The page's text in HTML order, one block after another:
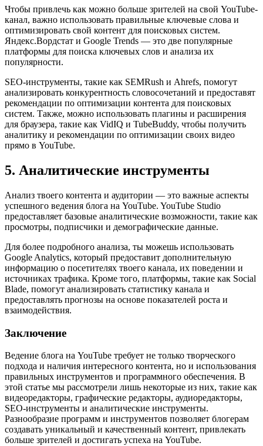
Чтобы привлечь как можно больше зрителей на свой YouTube-
канал, важно использовать правильные ключевые слова и
оптимизировать свой контент для поисковых систем.
Яндекс.Вордстат и Google Trends — это две популярные
платформы для поиска ключевых слов и анализа их
популярности.
SEO-инструменты, такие как SEMRush и Ahrefs, помогут
анализировать конкурентность словосочетаний и предоставят
рекомендации по оптимизации контента для поисковых
систем. Также, можно использовать плагины и расширения
для браузера, такие как VidIQ и TubeBuddy, чтобы получить
аналитику и рекомендации по оптимизации своих видео
прямо в YouTube.
5. Аналитические инструменты
Анализ твоего контента и аудитории — это важные аспекты
успешного ведения блога на YouTube. YouTube Studio
предоставляет базовые аналитические возможности, такие как
просмотры, подписчики и демографические данные.
Для более подробного анализа, ты можешь использовать
Google Analytics, который предоставит дополнительную
информацию о посетителях твоего канала, их поведении и
источниках трафика. Кроме того, платформы, такие как Social
Blade, помогут анализировать статистику канала и
предоставлять прогнозы на основе показателей роста и
взаимодействия.
Заключение
Ведение блога на YouTube требует не только творческого
подхода и наличия интересного контента, но и использования
правильных инструментов и программного обеспечения. В
этой статье мы рассмотрели лишь некоторые из них, такие как
видеоредакторы, графические редакторы, аудиоредакторы,
SEO-инструменты и аналитические инструменты.
Разнообразие программ и инструментов позволяет блогерам
создавать уникальный и качественный контент, привлекать
больше зрителей и достигать успеха на YouTube.